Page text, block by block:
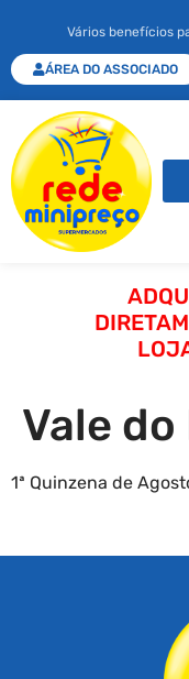
Vários benefícios
ÁREA DO ASSOCIADO
Vale do
1ª Quinzena de